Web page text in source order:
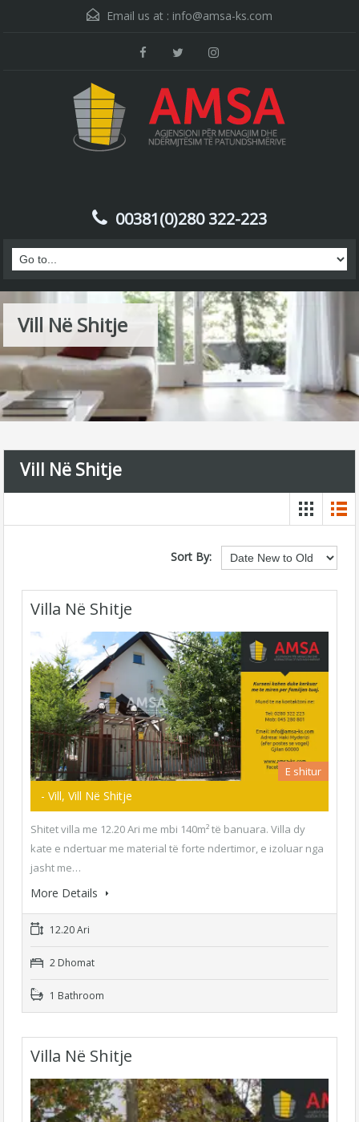
Email us at : info@amsa-ks.com
00381(0)280 322-223
Vill Në Shitje
Vill Në Shitje
Sort By:
Villa Në Shitje
E shitur
- Vill, Vill Në Shitje
Shitet villa me 12.20 Ari me mbi 140m² të banuara. Villa dy
kate e ndertuar me material të forte ndertimor, e izoluar nga
jasht me…
More Details
12.20 Ari
2 Dhomat
1 Bathroom
Villa Në Shitje